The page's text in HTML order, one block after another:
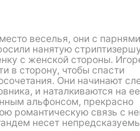
веселья, они с парнями
нанятую
с женской стороны.
в сторону, чтобы спасти
Они начинают
и наталкиваются на ее
альфонсом, прекрасно
романтическую связь с
несет